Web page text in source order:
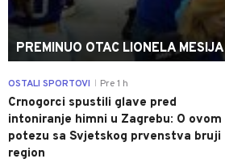
PREMINUO OTAC LIONELA MESIJA
OSTALI SPORTOVI Pre 1 h
Crnogorci spustili glave pred
intoniranje himni u Zagrebu: O ovom
potezu sa Svjetskog prvenstva bruji
region